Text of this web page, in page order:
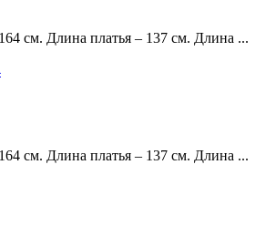
см. Длина платья – 137 см. Длина ...
см. Длина платья – 137 см. Длина ...